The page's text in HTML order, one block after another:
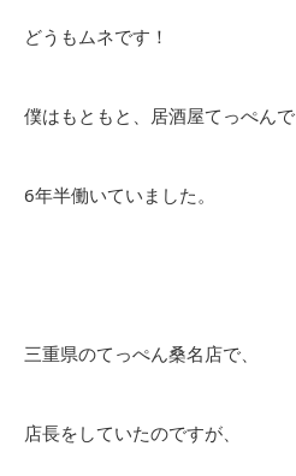
どうもムネです！
僕はもともと、居酒屋てっぺんで
6年半働いていました。
三重県のてっぺん桑名店で、
店長をしていたのですが、